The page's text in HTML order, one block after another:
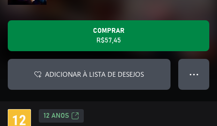
COMPRAR
R$57,45
ADICIONAR À LISTA DE DESEJOS ● ● ●
12 ANOS